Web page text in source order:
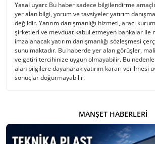
Yasal uyarı: Bu haber sadece bilgilendirme
yer alan bilgi, yorum ve tavsiyeler yatırım
değildir. Yatırım danışmanlığı hizmeti, aracı
şirketleri ve mevduat kabul etmeyen bankalar ile
imzalanacak yatırım danışmanlığı sözleşmesi
sunulmaktadır. Bu haberde yer alan görüşler,
ve getiri tercihinize uygun olmayabilir. Bu
alan bilgilere dayanarak yatırım kararı verilmesi
sonuçlar doğurmayabilir.
MANŞET HABERLERI